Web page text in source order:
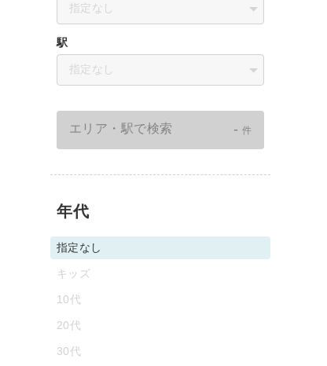
指定なし
駅
指定なし
エリア・駅で検索 - 件
年代
指定なし
キッズ
10代
20代
30代